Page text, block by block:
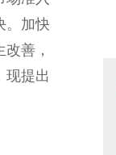
。加快
善，
现提出